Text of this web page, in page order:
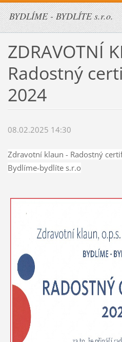
BYDLÍME - BYDLÍTE s.r.o.
ZDRAVOTNÍ
Radostný
2024
08.02.2025 14:30
Zdravotní klaun - Radostný
Bydlíme-bydlíte s.r.o